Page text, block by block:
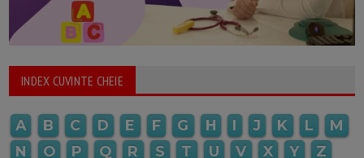
INDEX CUVINTE CHEIE
A B C D E F G H I J K L
M
N
O P Q R S T U V X Y Z